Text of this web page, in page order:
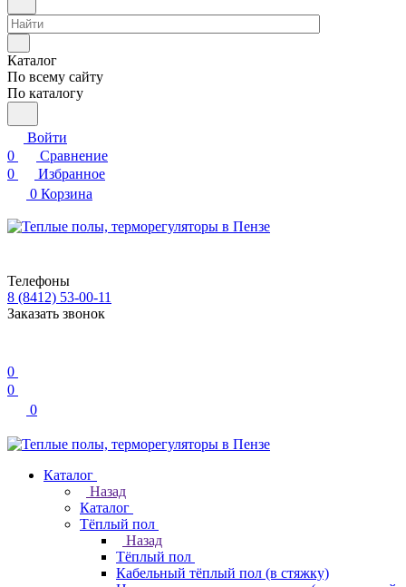
Каталог
По всему сайту
По каталогу
Войти
0
Сравнение
0
Избранное
0 Корзина
Телефоны
8 (8412) 53-00-11
Заказать звонок
0
0
0
Каталог
Назад
Каталог
Тёплый пол
Назад
Тёплый пол
Кабельный тёплый пол (в стяжку)